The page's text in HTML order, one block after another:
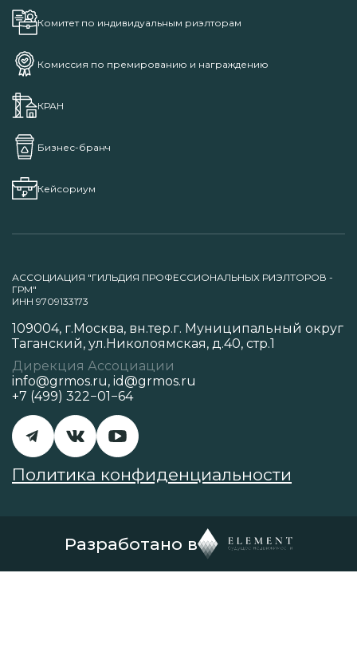
Комитет по индивидуальным риэлторам
Комиссия по премированию и награждению
КРАН
Бизнес-бранч
Кейсориум
АССОЦИАЦИЯ "ГИЛЬДИЯ ПРОФЕССИОНАЛЬНЫХ РИЭЛТОРОВ -
ГРМ"
ИНН 9709133173
109004, г.Москва, вн.тер.г. Муниципальный округ
Таганский, ул.Николоямская, д.40, стр.1
Дирекция Ассоциации
info@grmos.ru, id@grmos.ru
+7 (499) 322−01−64
Политика конфиденциальности
Разработано в